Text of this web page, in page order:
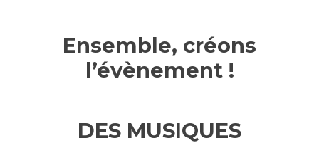
Ensemble, créons
l’évènement !
DES MUSIQUES